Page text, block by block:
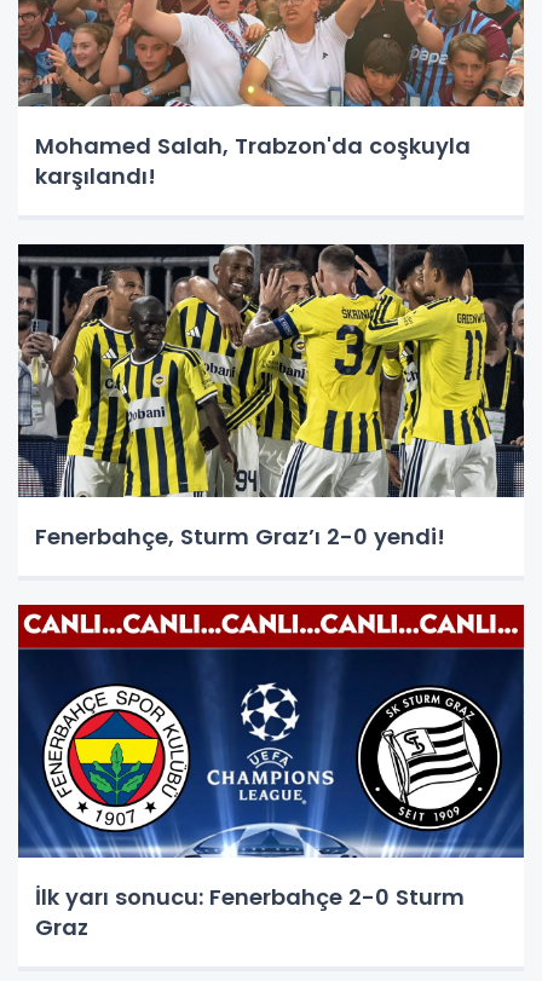
Mohamed Salah, Trabzon'da coşkuyla
karşılandı!
Fenerbahçe, Sturm Graz’ı 2-0 yendi!
İlk yarı sonucu: Fenerbahçe 2-0 Sturm
Graz